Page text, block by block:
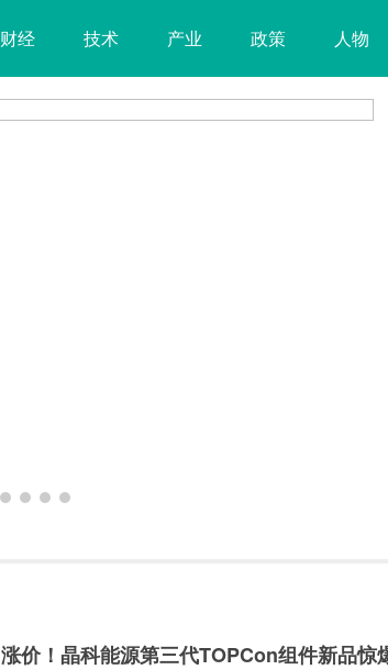
财经 技术 产业 政策 人物
涨价！晶科能源第三代TOPCon组件新品惊